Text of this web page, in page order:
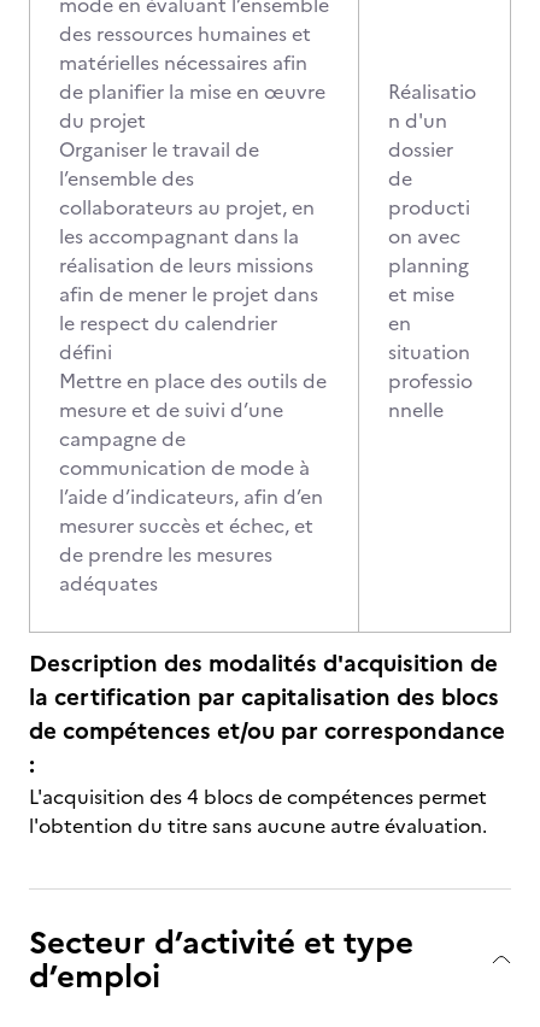
des ressources humaines et
matérielles nécessaires afin
de planifier la mise en œuvre
du projet
Organiser le travail de
l’ensemble des
collaborateurs au projet, en
les accompagnant dans la
réalisation de leurs missions
afin de mener le projet dans
le respect du calendrier
défini
Mettre en place des outils de
mesure et de suivi d’une
campagne de
communication de mode à
l’aide d’indicateurs, afin d’en
mesurer succès et échec, et
de prendre les mesures
adéquates
Réalisatio
n d'un
dossier
de
producti
on avec
planning
et mise
en
situation
professio
nnelle
Description des modalités d'acquisition de
la certification par capitalisation des blocs
de compétences et/ou par correspondance
:
L'acquisition des 4 blocs de compétences permet
l'obtention du titre sans aucune autre évaluation.
Secteur d’activité et type
d’emploi